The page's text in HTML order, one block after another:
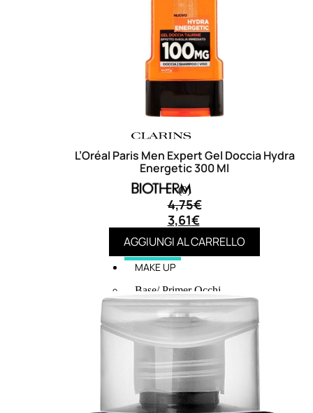
MAKE UP
Base/ Primer Occhi
Base/ Primer Viso
Palette E Cofanetti Occhi
Palette E Cofanetti Viso
Palette E Cofanetti Labbra
Cipria
Fard/Blush
Terre Abbronzanti
Illuminante Viso
L’Oréal Paris Men Expert Gel Doccia Hydra
Energetic 300 Ml
(0)
4,75€
3,61€
AGGIUNGI AL CARRELLO